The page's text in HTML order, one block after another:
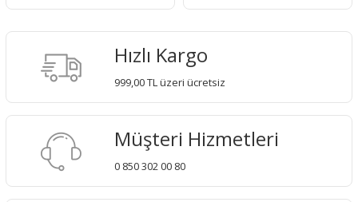
Hızlı Kargo
999,00 TL üzeri ücretsiz
Müşteri Hizmetleri
0 850 302 00 80